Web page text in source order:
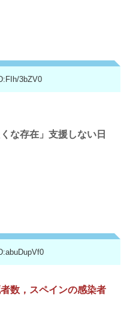
3bZV0
な存在」支援しない日
数，スペインの感染者